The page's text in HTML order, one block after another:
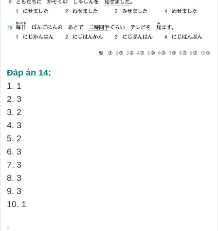
Đáp án 14:
1. 1
2. 3
3. 2
4. 3
5. 2
6. 3
7. 3
8. 3
9. 3
10. 1
.